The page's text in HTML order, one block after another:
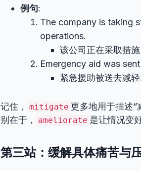
例句:
The company is taking
operations.
该公司正在采取措
Emergency aid was
紧急援助被送去减
记住， mitigate 更多地用于描述“
别在于，
ameliorate 是让情况变
第三站：缓解具体痛苦